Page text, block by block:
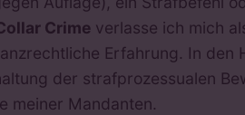
Crime verlasse ich mich
Erfahrung. In den
der strafprozessualen
meiner Mandanten.